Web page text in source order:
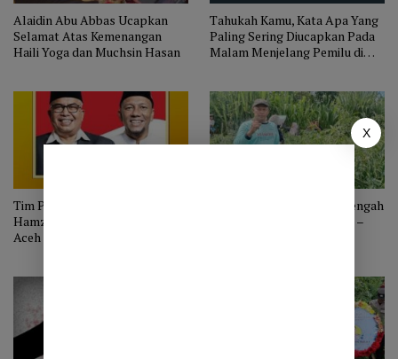
Alaidin Abu Abbas Ucapkan
Selamat Atas Kemenangan
Haili Yoga dan Muchsin Hasan
Tahukah Kamu, Kata Apa Yang
Paling Sering Diucapkan Pada
Malam Menjelang Pemilu di
Tim Pemenangan Bustami
Hamzah – Syeh Fadhil Rahmi di
Aceh Tengah Dilatih Gunakan
Harga Cabai Ketol Aceh Tengah
di Tingkat Petani Tak Baik –
X